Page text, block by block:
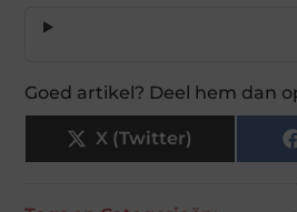
Goed artikel? Deel hem dan
X (Twitter)